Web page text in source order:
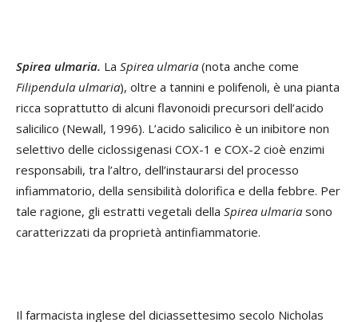
Spirea ulmaria. La Spirea ulmaria (nota anche come
Filipendula ulmaria), oltre a tannini e polifenoli, è una pianta
ricca soprattutto di alcuni flavonoidi precursori dell’acido
salicilico (Newall, 1996). L’acido salicilico è un inibitore non
selettivo delle ciclossigenasi COX-1 e COX-2 cioè enzimi
responsabili, tra l’altro, dell’instaurarsi del processo
infiammatorio, della sensibilità dolorifica e della febbre. Per
tale ragione, gli estratti vegetali della Spirea ulmaria sono
caratterizzati da proprietà antinfiammatorie.
Il farmacista inglese del diciassettesimo secolo Nicholas